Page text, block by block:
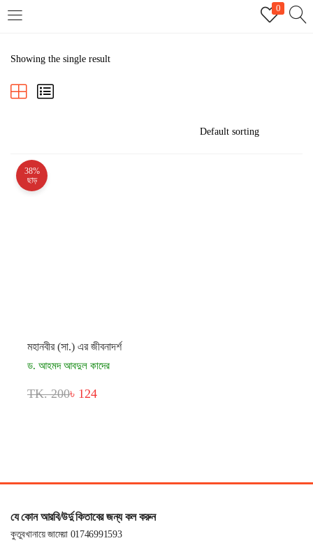
0
REGISTER
Showing the single result
38%
ছাড়
মহানবীর (সা.) এর জীবনাদর্শ
ড. আহমদ আবদুল কাদের
TK. 200৳ 124
যে কোন আরবি/উর্দু কিতাবের জন্য কল করুন
কুতুবখানায়ে জামেয়া 01746991593